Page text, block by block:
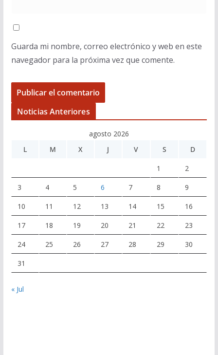
Guarda mi nombre, correo electrónico y web en este
navegador para la próxima vez que comente.
Noticias Anteriores
agosto 2026
L
M X J V S D
1 2
3 4 5 6 7 8 9
10 11 12 13 14 15 16
17 18 19 20 21 22 23
24 25 26 27 28 29 30
31
« Jul